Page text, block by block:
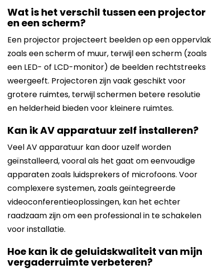
Wat is het verschil tussen een projector
en een scherm?
Een projector projecteert beelden op een oppervlak
zoals een scherm of muur, terwijl een scherm (zoals
een LED- of LCD-monitor) de beelden rechtstreeks
weergeeft. Projectoren zijn vaak geschikt voor
grotere ruimtes, terwijl schermen betere resolutie
en helderheid bieden voor kleinere ruimtes.
Kan ik AV apparatuur zelf installeren?
Veel AV apparatuur kan door uzelf worden
geïnstalleerd, vooral als het gaat om eenvoudige
apparaten zoals luidsprekers of microfoons. Voor
complexere systemen, zoals geïntegreerde
videoconferentieoplossingen, kan het echter
raadzaam zijn om een professional in te schakelen
voor installatie.
Hoe kan ik de geluidskwaliteit van mijn
vergaderruimte verbeteren?